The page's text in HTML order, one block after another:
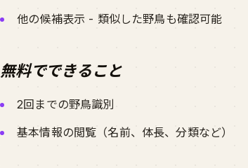
他の候補表示 - 類似した野鳥も確認可能
無料でできること
2回までの野鳥識別
基本情報の閲覧（名前、体長、分類など）